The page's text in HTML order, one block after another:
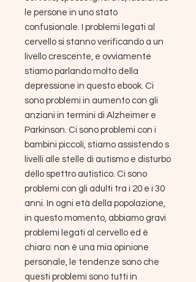
le persone in uno stato
confusionale. I problemi legati al
cervello si stanno verificando a un
livello crescente, e ovviamente
stiamo parlando molto della
depressione in questo ebook. Ci
sono problemi in aumento con gli
anziani in termini di Alzheimer e
Parkinson. Ci sono problemi con i
bambini piccoli, stiamo assistendo s
livelli alle stelle di autismo e disturbo
dello spettro autistico. Ci sono
problemi con gli adulti tra i 20 e i 30
anni. In ogni età della popolazione,
in questo momento, abbiamo gravi
problemi legati al cervello ed è
chiaro: non è una mia opinione
personale, le tendenze sono che
questi problemi sono tutti in